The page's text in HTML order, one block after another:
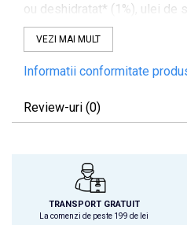
ou deshidratat* (1%), ulei de
antioxidanți naturali),
rădăcini de cicoare (FOS)*,
alge marine deshidratate*
(100 mg/kg), merișoare*
mg/kg), echinaceea* (80
VEZI MAI MULT
Informatii conformitate
Review-uri (0)
TRANSPORT GRATUIT
La comenzi de peste 199 de lei